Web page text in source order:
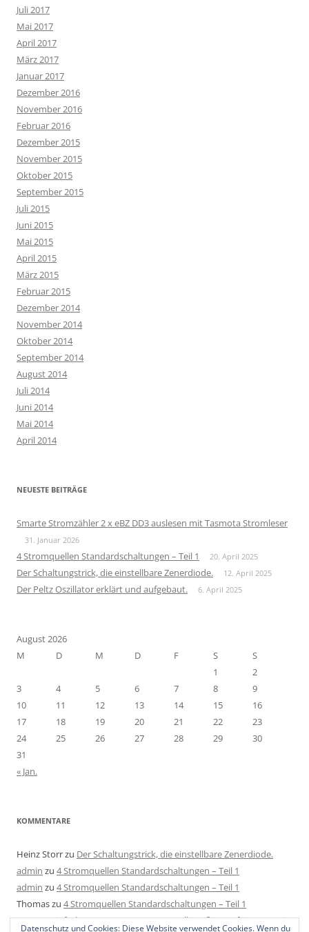
Juli 2017
Mai 2017
April 2017
März 2017
Januar 2017
Dezember 2016
November 2016
Februar 2016
Dezember 2015
November 2015
Oktober 2015
September 2015
Juli 2015
Juni 2015
Mai 2015
April 2015
März 2015
Februar 2015
Dezember 2014
November 2014
Oktober 2014
September 2014
August 2014
Juli 2014
Juni 2014
Mai 2014
April 2014
NEUESTE BEITRÄGE
Smarte Stromzähler 2 x eBZ DD3 auslesen mit Tasmota Stromleser
31. Januar 2026
4 Stromquellen Standardschaltungen – Teil 1 20. April 2025
Der Schaltungstrick, die einstellbare Zenerdiode. 12. April 2025
Der Peltz Oszillator erklärt und aufgebaut. 6. April 2025
August 2026
M
D M D F S
S
1
2
3
4 5 6 7 8
9
10
11 12 13 14 15
16
17
18 19 20 21 22
23
24
25 26 27 28 29
30
31
« Jan.
KOMMENTARE
Heinz Storrzu Der Schaltungstrick, die einstellbare Zenerdiode.
admin zu 4 Stromquellen Standardschaltungen – Teil 1
admin zu 4 Stromquellen Standardschaltungen – Teil 1
Thomaszu 4 Stromquellen Standardschaltungen – Teil 1
MatszuEinfache LED Konstantstromquelle aufbauen für 4-40V mit
Datenschutz und Cookies: Diese Website verwendet Cookies. Wenn du